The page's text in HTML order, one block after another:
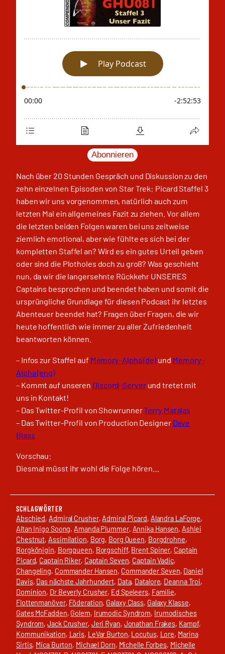
Abonnieren
Nach über 20 Stunden Gespräch und Diskussion zu den
zehn einzelnen Episoden von Star Trek: Picard Staffel 3
haben wir uns vorgenommen, natürlich auch zum
letzten Mal ein allgemeines Fazit zu ziehen. Vor allem
die letzten beiden Folgen waren bei uns zeitweise
ziemlich emotional, aber wie fühlte es sich bei der
kompletten Staffel an? Wird es ein gutes Urteil geben
oder sind die Plotholes doch zu groß? Was geschieht
nun, da wir die langersehnte Rückkehr UNSERES
Captains besprochen und beendet haben und somit die
ursprüngliche Grundlage für diesen Podcast ihr letztes
Abenteuer beendet hat? Fragen über Fragen, die wir
heute hoffentlich wie immer zu aller Zufriedenheit
beantworten können.
– Infos zur Staffel auf Memory-Alpha (de)und Memory-
Alpha (eng)
– Kommt auf unseren Discord-Serverund tretet mit
uns in Kontakt!
– Das Twitter-Profil von ShowrunnerTerry Matalas
– Das Twitter-Profil von Production Designer Dave
Blass
Vorschau:
Diesmal müsst ihr wohl die Folge hören…
SCHLAGWÖRTER
Abschied, Admiral Crusher, Admiral Picard, Alandra LaForge
Altan Inigo Soong, Amanda Plummer, Annika Hansen, Ashlei
Chestnut, Assimilation, Borg, Borg Queen, Borgdrohne
Borgkönigin, Borgqueen, Borgschiff, Brent Spiner, Captain
Picard, Captain Riker, Captain Seven, Captain Vadic
Changeling, Commander Hansen, Commander Seven, Daniel
Davis, Das nächste Jahrhundert, Data, Datalore, Deanna Troi
Dominion, Dr Beverly Crusher, Ed Speleers, Familie
Flottenmanöver, Föderation, Galaxy Class, Galaxy Klasse
Gates McFadden, Golem, Irumodic Syndrom, Irumodisches
Syndrom, Jack Crusher, Jeri Ryan, Jonathan Frakes, Kampf
Kommunikation, Laris, LeVar Burton, Locutus, Lore, Marina
Sirtis, Mica Burton, Michael Dorn, Michelle Forbes, Michelle